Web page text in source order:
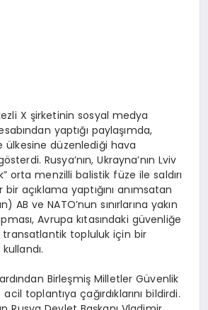
X şirketinin sosyal medya
yaptığı paylaşımda,
ülkesine düzenlediği hava
Rusya’nın, Ukrayna’nın Lviv
orta menzilli balistik füze ile saldırı
açıklama yaptığını anımsatan
AB ve NATO’nun sınırlarına yakın
Avrupa kıtasındaki güvenliğe
topluluk için bir
ardından Birleşmiş Milletler Güvenlik
toplantıya çağırdıklarını bildirdi.